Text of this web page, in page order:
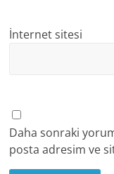
İnternet sitesi
Daha sonraki
posta adresim ve